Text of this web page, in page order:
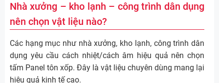
Nhà xưởng – kho lạnh – công trình dân dụng
nên chọn vật liệu nào?
Các hạng mục như nhà xưởng, kho lạnh, công trình dân
dụng yêu cầu cách nhiệt/cách âm hiệu quả nên chọn
tấm Panel tôn xốp. Đây là vật liệu chuyên dùng mang lại
hiệu quả kinh tế cao.